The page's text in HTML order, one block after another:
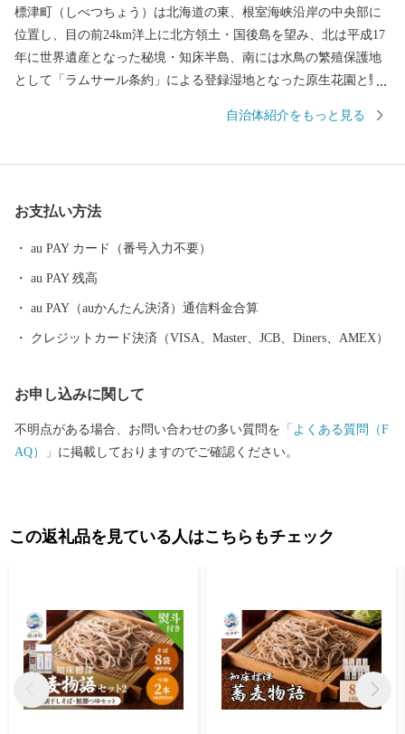
標津町（しべつちょう）は北海道の東、根室海峡沿岸の中央部に
位置し、目の前24km洋上に北方領土・国後島を望み、北は平成17
年に世界遺産となった秘境・知床半島、南には水鳥の繁殖保護地
として「ラムサール条約」による登録湿地となった原生花園と野
は大酪農郷が形成されるなど、風光明媚な地です。町の面積は62
境のもと、国内屈指の漁獲を誇る秋鮭や天然ホタテ貝を主力とす
頭の乳牛により牛乳を出荷する酪農業を基幹産業とする「生産の
まち」です。
自治体紹介をもっと見る
お支払い方法
au PAY カード（番号入力不要）
au PAY 残高
au PAY（auかんたん決済）通信料金合算
クレジットカード決済（VISA、Master、JCB、Diners、AMEX）
お申し込みに関して
不明点がある場合、お問い合わせの多い質問を 「よくある質問（F
AQ）」 に掲載しておりますのでご確認ください。
この返礼品を見ている人はこちらもチェック